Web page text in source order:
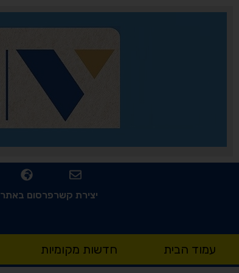
פרסום באתריצירת קשר
עמוד הבית חדשות מקומיות